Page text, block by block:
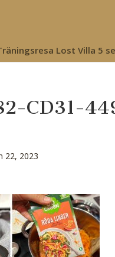
Lost Villa 5
CD31-
22, 2023